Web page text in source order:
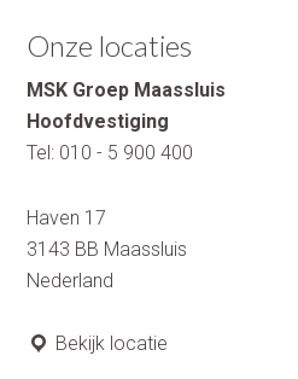
Onze locaties
MSK Groep Maassluis
Hoofdvestiging
Tel: 010 - 5 900 400
Haven 17
3143 BB Maassluis
Nederland
Bekijk locatie